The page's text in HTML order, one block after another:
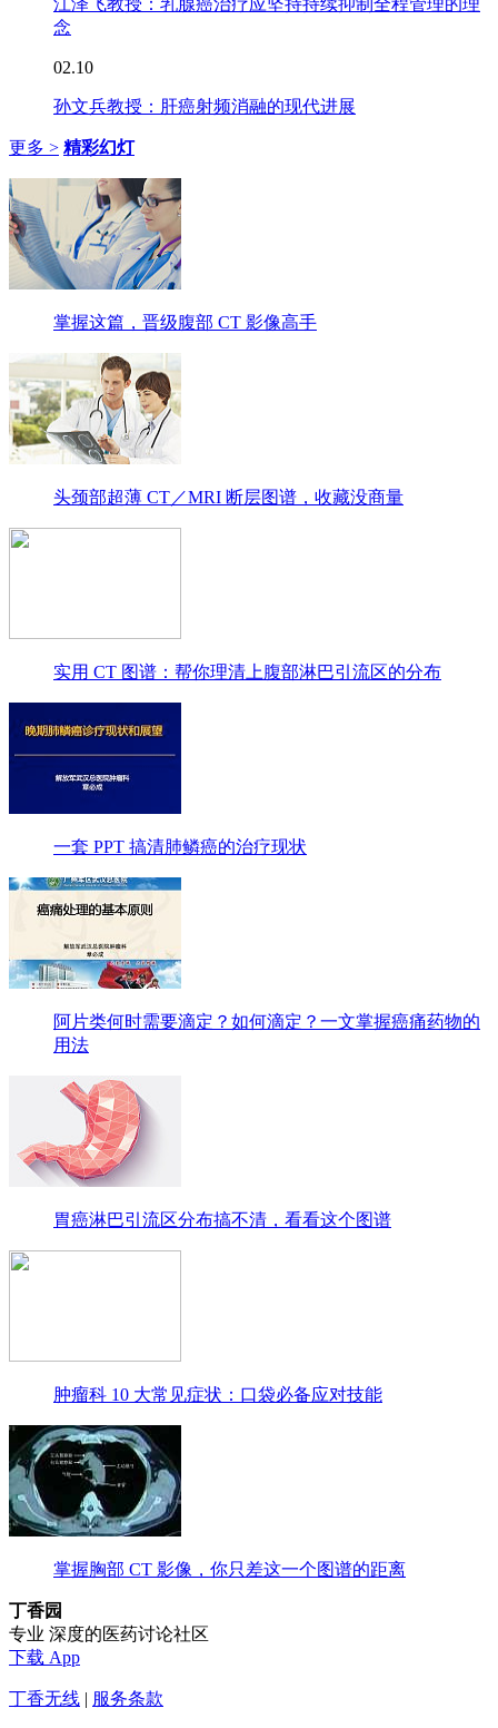
江泽飞教授：乳腺癌治疗应坚持持续抑制全程管理的理
念
02.10
孙文兵教授：肝癌射频消融的现代进展
更多 > 精彩幻灯
掌握这篇，晋级腹部 CT 影像高手
头颈部超薄 CT／MRI 断层图谱，收藏没商量
实用 CT 图谱：帮你理清上腹部淋巴引流区的分布
一套 PPT 搞清肺鳞癌的治疗现状
阿片类何时需要滴定？如何滴定？一文掌握癌痛药物的
用法
胃癌淋巴引流区分布搞不清，看看这个图谱
肿瘤科 10 大常见症状：口袋必备应对技能
掌握胸部 CT 影像，你只差这一个图谱的距离
丁香园
专业 深度的医药讨论社区
下载 App
丁香无线 | 服务条款